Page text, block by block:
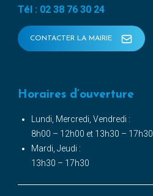
Tél : 02 38 76 30 24
CONTACTER LA MAIRIE
Horaires d’ouverture
Lundi, Mercredi, Vendredi :
8h00 – 12h00 et 13h30 – 17h30
Mardi, Jeudi :
13h30 – 17h30